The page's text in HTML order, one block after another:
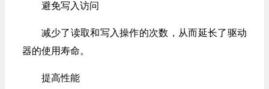
避免写入访问
减少了读取和写入操作的次数，从而延长了驱动
器的使用寿命。
提高性能